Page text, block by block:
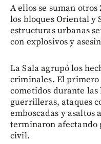
A ellos se suman
los bloques Oriental y
estructuras urbanas
con explosivos y
La Sala agrupó los
criminales. El primero
cometidos durante
guerrilleras, ataques
emboscadas y asaltos
terminaron afectando
civil.